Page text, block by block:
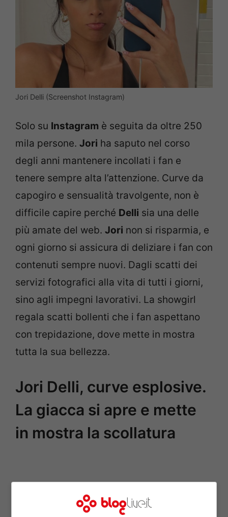
Jori Delli (Screenshot Instagram)
Solo su Instagram è seguita da oltre 250
mila persone. Jori ha saputo nel corso
degli anni mantenere incollati i fan e
tenere sempre alta l’attenzione. Curve da
capogiro e sensualità travolgente, non è
difficile capire perché Delli sia una delle
più amate del web. Jori non si risparmia, e
ogni giorno si assicura di deliziare i fan con
contenuti sempre nuovi. Dagli scatti dei
servizi fotografici alla vita di tutti i giorni,
sino agli impegni lavorativi. La showgirl
regala scatti bollenti che i fan aspettano
con trepidazione, dove mette in mostra
tutta la sua bellezza.
Jori Delli, curve esplosive.
La giacca si apre e mette
in mostra la scollatura